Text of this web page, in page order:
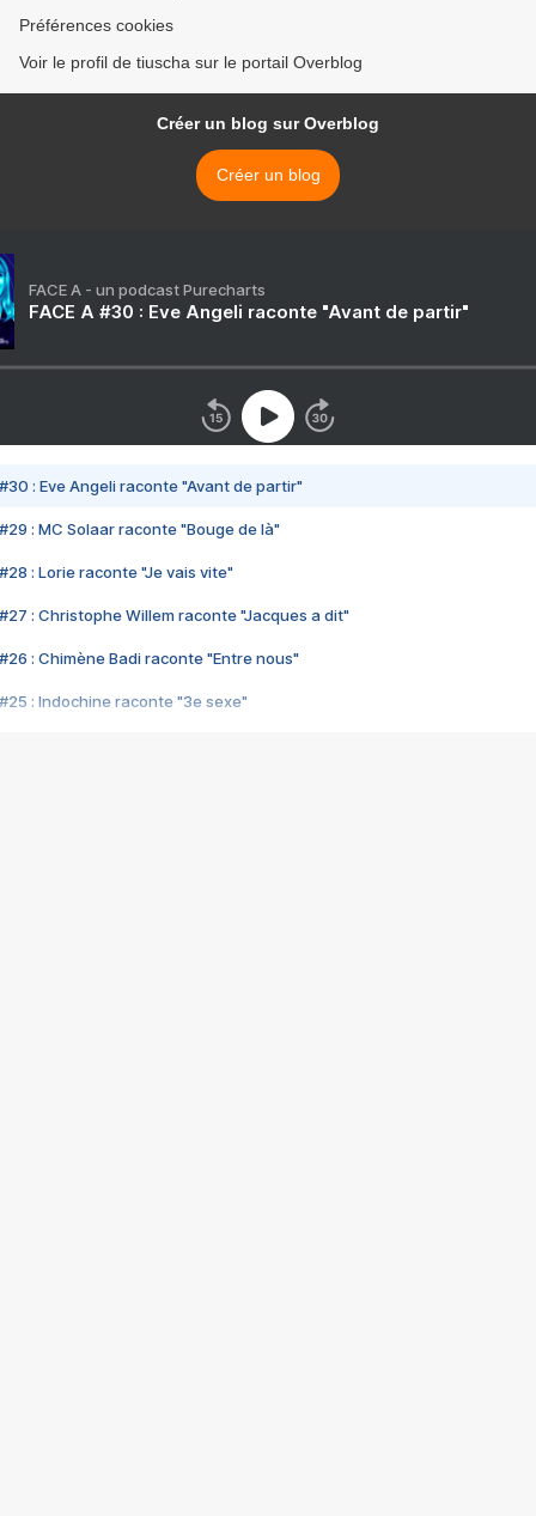
Préférences cookies
Voir le profil de tiuscha sur le portail Overblog
Créer un blog sur Overblog
Créer un blog
FACE A - un podcast Purecharts
FACE A #30 : Eve Angeli raconte "Avant de partir"
#30 : Eve Angeli raconte "Avant de partir"
#29 : MC Solaar raconte "Bouge de là"
#28 : Lorie raconte "Je vais vite"
#27 : Christophe Willem raconte "Jacques a dit"
#26 : Chimène Badi raconte "Entre nous"
#25 : Indochine raconte "3e sexe"